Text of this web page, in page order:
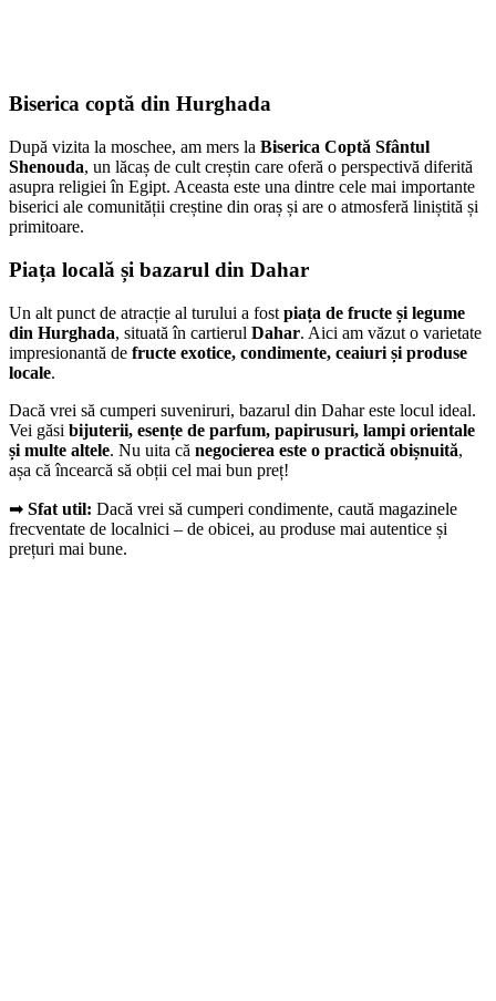
Biserica coptă din Hurghada
După vizita la moschee, am mers la Biserica Coptă Sfântul
Shenouda, un lăcaș de cult creștin care oferă o perspectivă diferită
asupra religiei în Egipt. Aceasta este una dintre cele mai importante
biserici ale comunității creștine din oraș și are o atmosferă liniștită și
primitoare.
Piața locală și bazarul din Dahar
Un alt punct de atracție al turului a fost piața de fructe și legume
din Hurghada, situată în cartierul Dahar. Aici am văzut o varietate
impresionantă de fructe exotice, condimente, ceaiuri și produse
locale.
Dacă vrei să cumperi suveniruri, bazarul din Dahar este locul ideal.
Vei găsi bijuterii, esențe de parfum, papirusuri, lampi orientale
și multe altele. Nu uita că negocierea este o practică obișnuită,
așa că încearcă să obții cel mai bun preț!
➡ Sfat util: Dacă vrei să cumperi condimente, caută magazinele
frecventate de localnici – de obicei, au produse mai autentice și
prețuri mai bune.